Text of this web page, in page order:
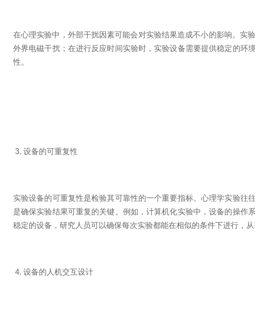
在心理实验中，外部干扰因素可能会对实验结果造成不小的影响。实
外界电磁干扰；在进行反应时间实验时，实验设备需要提供稳定的环
性。
3. 设备的可重复性
实验设备的可重复性是检验其可靠性的一个重要指标。心理学实验
是确保实验结果可重复的关键。例如，计算机化实验中，设备的操作
稳定的设备，研究人员可以确保每次实验都能在相似的条件下进行，从
4. 设备的人机交互设计